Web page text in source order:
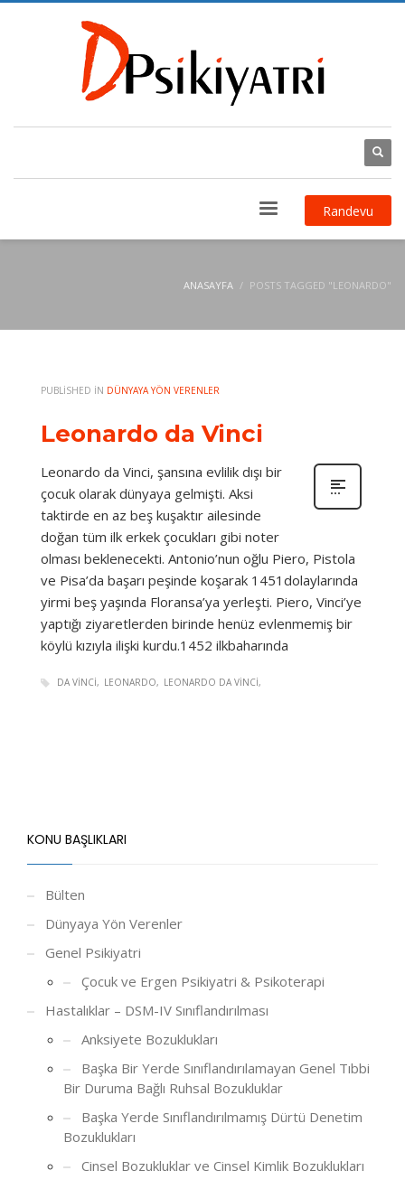
Randevu
ANASAYFA POSTS TAGGED "LEONARDO"
PUBLISHED IN DÜNYAYA YÖN VERENLER
Leonardo da Vinci
Leonardo da Vinci, şansına evlilik dışı bir
çocuk olarak dünyaya gelmişti. Aksi
taktirde en az beş kuşaktır ailesinde
doğan tüm ilk erkek çocukları gibi noter
olması beklenecekti. Antonio’nun oğlu Piero, Pistola
ve Pisa’da başarı peşinde koşarak 1451dolaylarında
yirmi beş yaşında Floransa’ya yerleşti. Piero, Vinci’ye
yaptığı ziyaretlerden birinde henüz evlenmemiş bir
köylü kızıyla ilişki kurdu.1452 ilkbaharında
DA VINCI LEONARDO LEONARDO DA VINCI
KONU BAŞLIKLARI
Bülten
Dünyaya Yön Verenler
Genel Psikiyatri
Çocuk ve Ergen Psikiyatri & Psikoterapi
Hastalıklar – DSM-IV Sınıflandırılması
Anksiyete Bozuklukları
Başka Bir Yerde Sınıflandırılamayan Genel Tıbbi
Bir Duruma Bağlı Ruhsal Bozukluklar
Başka Yerde Sınıflandırılmamış Dürtü Denetim
Bozuklukları
Cinsel Bozukluklar ve Cinsel Kimlik Bozuklukları